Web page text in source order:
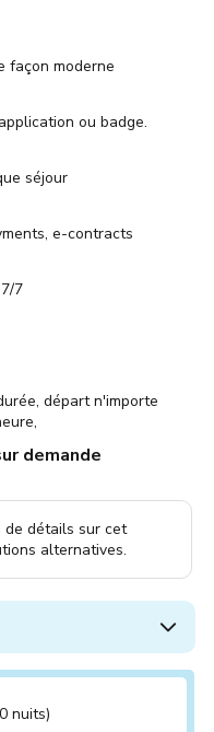
façon moderne
ou badge.
séjour
e-contracts
7
départ n'importe
demande
de détails sur cet
alternatives.
nuits)